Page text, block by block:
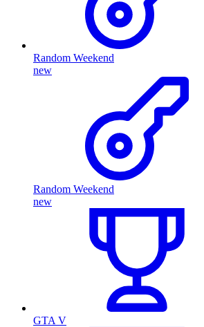
Random Weekend
new
Random Weekend
new
GTA V